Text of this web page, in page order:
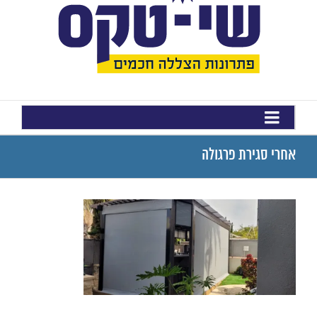
אחרי סגירת פרגולה